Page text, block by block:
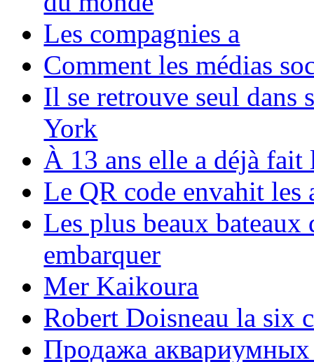
Les compagnies a
Comment les médias
Il se retrouve seul dans
York
À 13 ans elle a déjà
Le QR code envahit les
Les plus beaux bateaux
embarquer
Mer Kaikoura
Robert Doisneau la six
Продажа аквариумных